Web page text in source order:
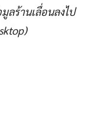
ลร้านเลื่อนลงไป